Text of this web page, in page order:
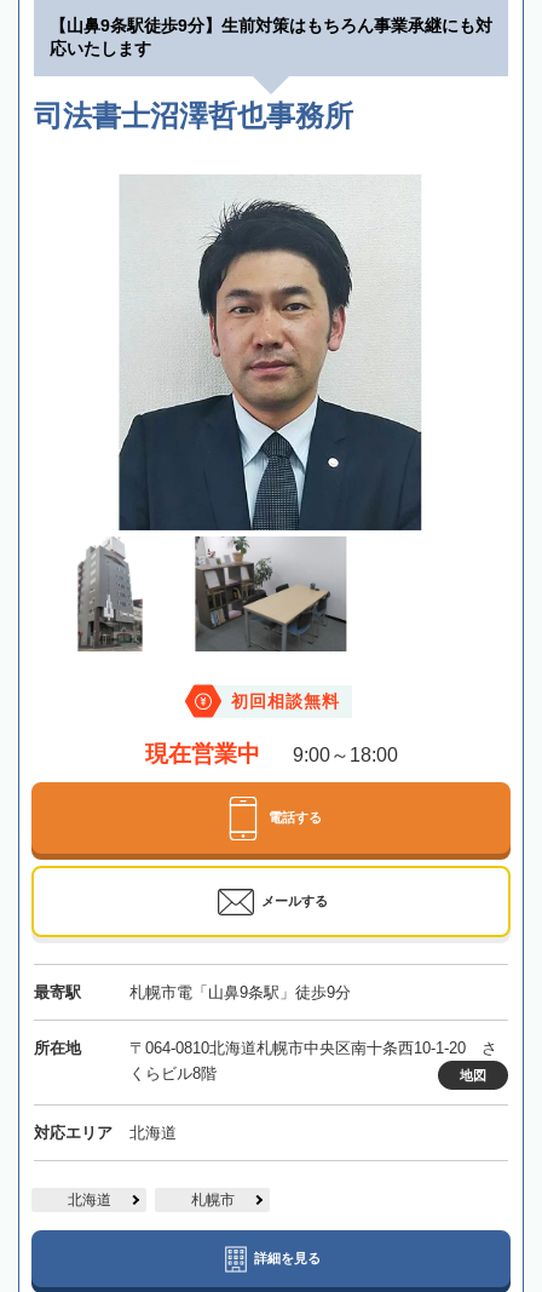
【山鼻9条駅徒歩9分】生前対策はもちろん事業承継にも対
応いたします
司法書士沼澤哲也事務所
初回相談無料
現在営業中 9:00～18:00
電話する
メールする
最寄駅 札幌市電「山鼻9条駅」徒歩9分
所在地
〒064-0810北海道札幌市中央区南十条西10-1-20 さ
くらビル8階
地図
対応エリア 北海道
北海道 札幌市
詳細を見る